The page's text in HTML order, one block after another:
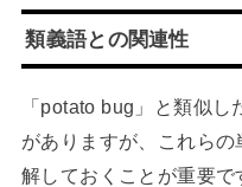
類義語との関連性
「potato bug」と類似し
がありますが、これら
解しておくことが重要で